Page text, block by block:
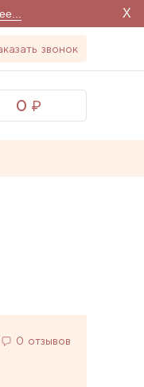
X
звонок
0
0 отзывов